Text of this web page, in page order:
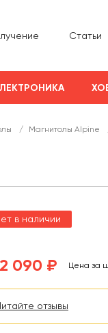
Статьи
/ Магнитолы Alpine
в наличии
090 ₽ Цена за
отзывы